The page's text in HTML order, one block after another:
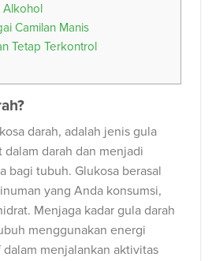
Alkohol
Camilan Manis
Tetap Terkontrol
darah, adalah jenis gula
dalam darah dan menjadi
bagi tubuh. Glukosa berasal
yang Anda konsumsi,
Menjaga kadar gula darah
menggunakan energi
menjalankan aktivitas